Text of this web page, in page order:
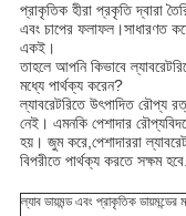
প্রাকৃতিক হীরা প্রকৃতি দ্বারা
এবং চাপের ফলাফল।সাধারণত
একই।
তাহলে আপনি কিভাবে
মধ্যে পার্থক্য করেন?
ল্যাবরেটরিতে উৎপাদিত রৌপ্য
নেই। এমনকি পেশাদার
হয়। জুম করে,পেশাদাররা
বিপরীতে পার্থক্য করতে সক্ষম হবে.
ল্যাব ডায়মন্ড এবং প্রাকৃতিক ডায়মন্ডের